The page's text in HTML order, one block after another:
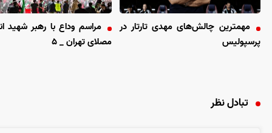
مهمترین چالش‌های مهدی تارتار در
پرسپولیس
مراسم وداع با رهبر شهید
مصلای تهران _ ۵
تبادل نظر